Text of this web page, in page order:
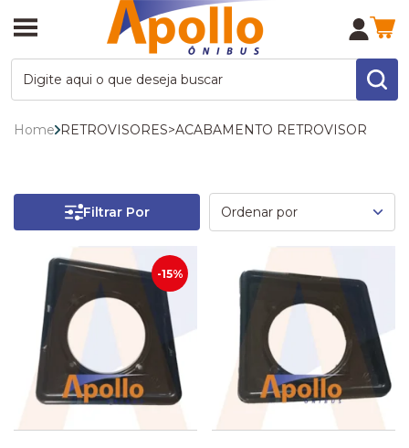
Home RETROVISORES>ACABAMENTO RETROVISOR
Filtrar Por
-15%